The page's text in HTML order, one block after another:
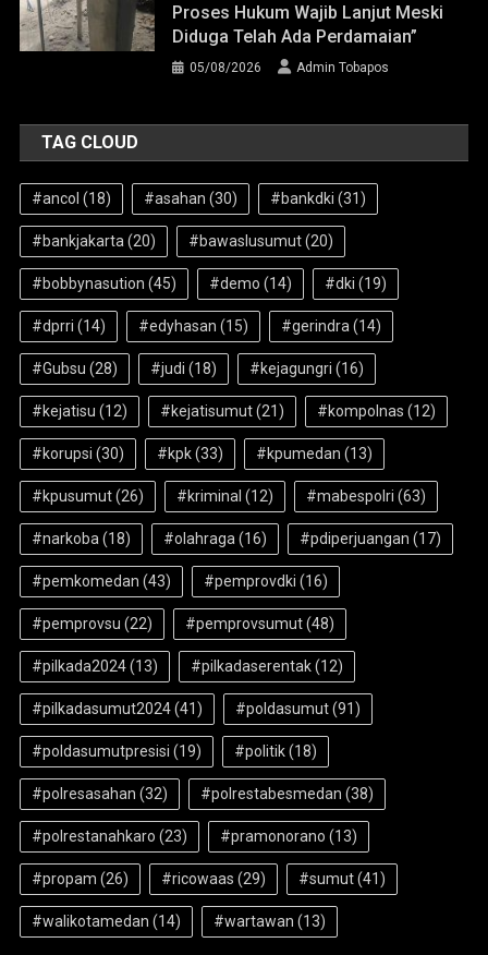
Proses Hukum Wajib Lanjut Meski
Diduga Telah Ada Perdamaian”
05/08/2026 Admin Tobapos
TAG CLOUD
#ancol (18) #asahan (30) #bankdki (31)
#bankjakarta (20) #bawaslusumut(20)
#bobbynasution (45) #demo (14) #dki (19)
#dprri (14) #edyhasan (15) #gerindra (14)
#Gubsu (28) #judi (18) #kejagungri (16)
#kejatisu (12) #kejatisumut(21) #kompolnas (12)
#korupsi (30) #kpk(33) #kpumedan (13)
#kpusumut(26) #kriminal (12) #mabespolri (63)
#narkoba (18) #olahraga (16) #pdiperjuangan (17)
#pemkomedan (43) #pemprovdki (16)
#pemprovsu (22) #pemprovsumut(48)
#pilkada2024(13) #pilkadaserentak(12)
#pilkadasumut2024(41) #poldasumut(91)
#poldasumutpresisi (19) #politik(18)
#polresasahan (32) #polrestabesmedan (38)
#polrestanahkaro (23) #pramonorano (13)
#propam (26) #ricowaas (29) #sumut(41)
#walikotamedan (14) #wartawan (13)